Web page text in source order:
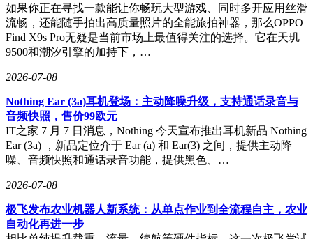
如果你正在寻找一款能让你畅玩大型游戏、同时多开应用丝滑
流畅，还能随手拍出高质量照片的全能旅拍神器，那么OPPO
Find X9s Pro无疑是当前市场上最值得关注的选择。它在天玑
9500和潮汐引擎的加持下，…
2026-07-08
Nothing Ear (3a)耳机登场：主动降噪升级，支持通话录音与
音频快照，售价99欧元
IT之家 7 月 7 日消息，Nothing 今天宣布推出耳机新品 Nothing
Ear (3a) ，新品定位介于 Ear (a) 和 Ear(3) 之间，提供主动降
噪、音频快照和通话录音功能，提供黑色、…
2026-07-08
极飞发布农业机器人新系统：从单点作业到全流程自主，农业
自动化再进一步